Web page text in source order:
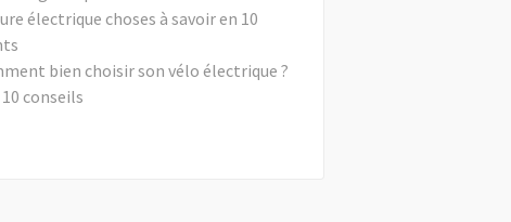
électrique choses à savoir en 10
bien choisir son vélo électrique ?
conseils